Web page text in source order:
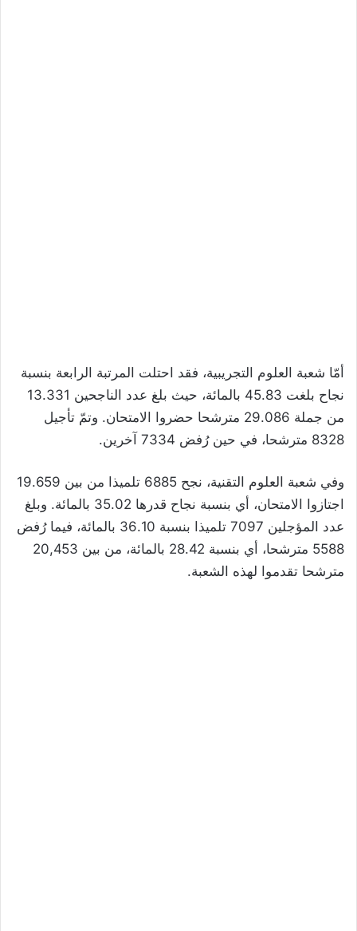
أمّا شعبة العلوم التجريبية، فقد احتلت المرتبة الرابعة بنسبة
نجاح بلغت 45.83 بالمائة، حيث بلغ عدد الناجحين 13.331
من جملة 29.086 مترشحا حضروا الامتحان. وتمّ تأجيل
8328 مترشحا، في حين رُفض 7334 آخرين.
وفي شعبة العلوم التقنية، نجح 6885 تلميذا من بين 19.659
اجتازوا الامتحان، أي بنسبة نجاح قدرها 35.02 بالمائة. وبلغ
عدد المؤجلين 7097 تلميذا بنسبة 36.10 بالمائة، فيما رُفض
5588 مترشحا، أي بنسبة 28.42 بالمائة، من بين 20,453
مترشحا تقدموا لهذه الشعبة.